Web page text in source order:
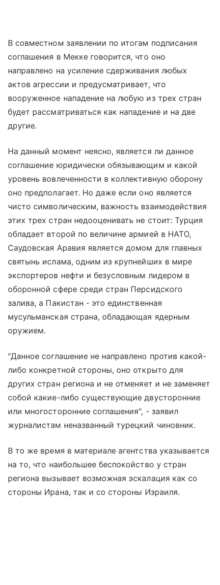
В совместном заявлении по итогам подписания
соглашения в Мекке говорится, что оно
направлено на усиление сдерживания любых
актов агрессии и предусматривает, что
вооруженное нападение на любую из трех стран
будет рассматриваться как нападение и на две
другие.
На данный момент неясно, является ли данное
соглашение юридически обязывающим и какой
уровень вовлеченности в коллективную оборону
оно предполагает. Но даже если оно является
чисто символическим, важность взаимодействия
этих трех стран недооценивать не стоит: Турция
обладает второй по величине армией в НАТО,
Саудовская Аравия является домом для главных
святынь ислама, одним из крупнейших в мире
экспортеров нефти и безусловным лидером в
оборонной сфере среди стран Персидского
залива, а Пакистан - это единственная
мусульманская страна, обладающая ядерным
оружием.
"Данное соглашение не направлено против какой-
либо конкретной стороны, оно открыто для
других стран региона и не отменяет и не заменяет
собой какие-либо существующие двусторонние
или многосторонние соглашения", - заявил
журналистам неназванный турецкий чиновник.
В то же время в материале агентства указывается
на то, что наибольшее беспокойство у стран
региона вызывает возможная эскалация как со
стороны Ирана, так и со стороны Израиля.